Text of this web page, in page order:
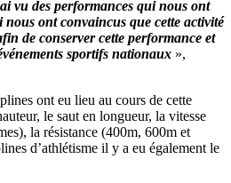
vu des performances qui nous ont
ont convaincus que cette activité
de conserver cette performance et
sportifs nationaux »,
ont eu lieu au cours de cette
le saut en longueur, la vitesse
la résistance (400m, 600m et
d’athlétisme il y a eu également le